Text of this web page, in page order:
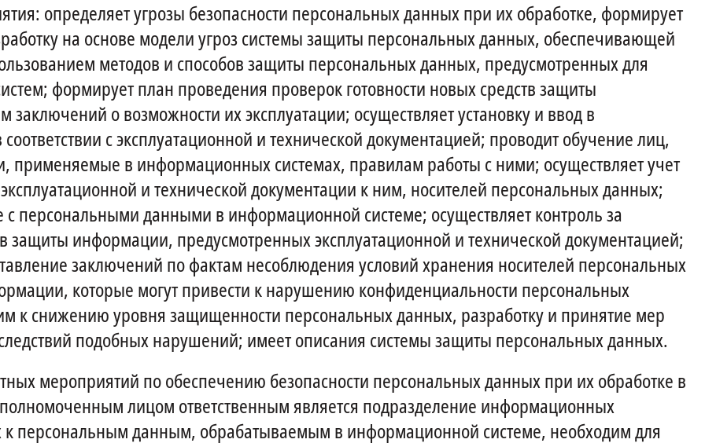
определяет угрозы безопасности персональных данных при их обработке, формирует
на основе модели угроз системы защиты персональных данных, обеспечивающей
методов и способов защиты персональных данных, предусмотренных для
формирует план проведения проверок готовности новых средств защиты
о возможности их эксплуатации; осуществляет установку и ввод в
с эксплуатационной и технической документацией; проводит обучение лиц,
в информационных системах, правилам работы с ними; осуществляет учет
и технической документации к ним, носителей персональных данных;
персональными данными в информационной системе; осуществляет контроль за
защиты информации, предусмотренных эксплуатационной и технической документацией;
заключений по фактам несоблюдения условий хранения носителей персональных
которые могут привести к нарушению конфиденциальности персональных
снижению уровня защищенности персональных данных, разработку и принятие мер
подобных нарушений; имеет описания системы защиты персональных данных.
мероприятий по обеспечению безопасности персональных данных при их обработке в
лицом ответственным является подразделение информационных
к персональным данным, обрабатываемым в информационной системе, необходим для